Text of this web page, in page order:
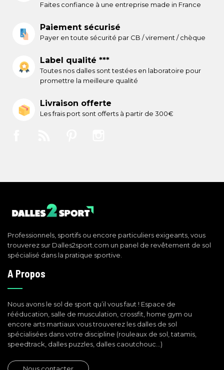
Faites confiance à une entreprise made in France
Paiement sécurisé
Payer en toute sécurité par CB / virement / chèque
Label qualité ***
Toutes nos dalles sont testées en laboratoire pour
promettre la meilleure qualité
Livraison offerte
Les frais port sont offerts à partir de 300€
Professionnels, sportifs ou encore particuliers exigeants, vous
trouverez sur Dalles2sport.com un panel de revêtement de sol
spécialisé dans la pratique sportive.
A Propos
Nous avons le sol de sport qu’il vous faut ! Espace de
rééducation, salle de musculation, crossfit, home gym ou
encore arts martiaux vous trouverez les dalles de sol
spécialisées dans votre discipline (rouleaux de sol, tatamis,
speedtrack, dalles puzzles, dalles caoutchouc…)